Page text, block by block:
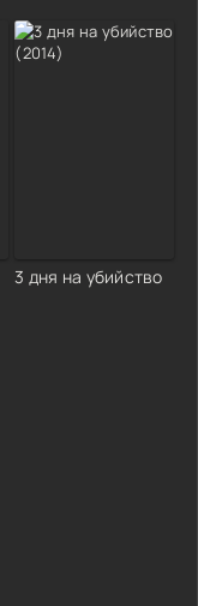
3 дня на убийство